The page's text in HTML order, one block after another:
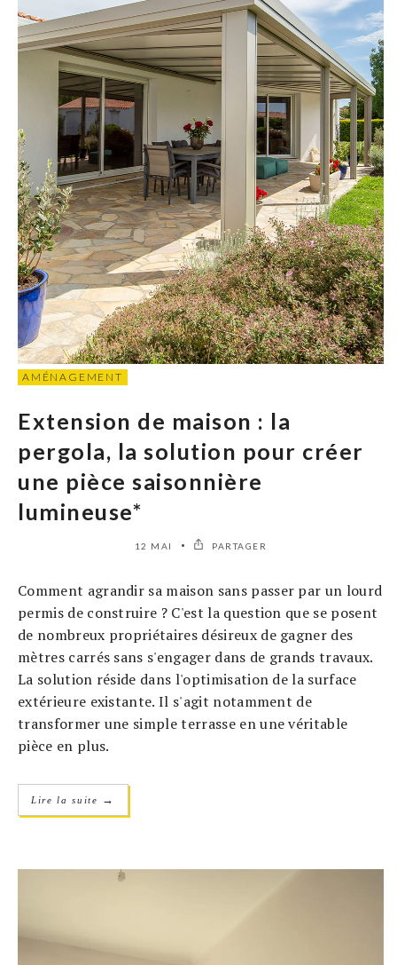
AMÉNAGEMENT
Extension de maison : la
pergola, la solution pour créer
une pièce saisonnière
lumineuse*
12 MAI PARTAGER
Comment agrandir sa maison sans passer par un lourd
permis de construire ? C'est la question que se posent
de nombreux propriétaires désireux de gagner des
mètres carrés sans s'engager dans de grands travaux.
La solution réside dans l'optimisation de la surface
extérieure existante. Il s'agit notamment de
transformer une simple terrasse en une véritable
pièce en plus.
Lire la suite →